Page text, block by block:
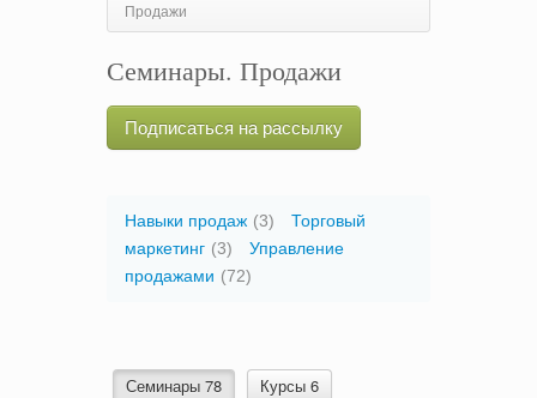
Тренинги
Организаторы
Лектора
Войти
Продажи
Семинары. Продажи
Подписаться на рассылку
Навыки продаж (3)
Торговый
маркетинг (3)
Управление
продажами (72)
Семинары 78
Курсы 6